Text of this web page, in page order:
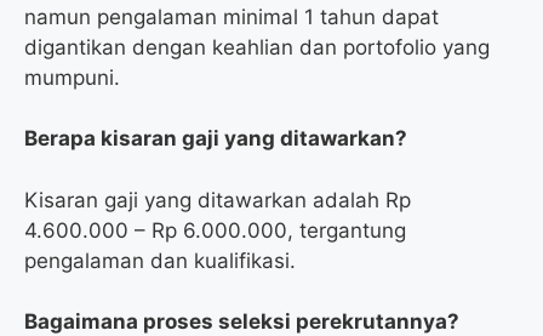
namun pengalaman minimal 1 tahun dapat
digantikan dengan keahlian dan portofolio yang
mumpuni.
Berapa kisaran gaji yang ditawarkan?
Kisaran gaji yang ditawarkan adalah Rp
4.600.000 – Rp 6.000.000, tergantung
pengalaman dan kualifikasi.
Bagaimana proses seleksi perekrutannya?